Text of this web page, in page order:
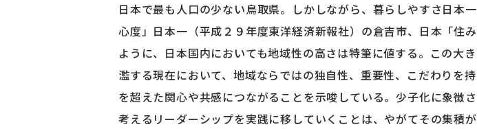
日本で最も人口の少ない鳥取県。しかしながら、暮らしやすさ日本
心度」日本一（平成２９年度東洋経済新報社）の倉吉市、日本「住
ように、日本国内においても地域性の高さは特筆に値する。この大
濫する現在において、地域ならではの独自性、重要性、こだわりを
を超えた関心や共感につながることを示唆している。少子化に象徴
考えるリーダーシップを実践に移していくことは、やがてその集積